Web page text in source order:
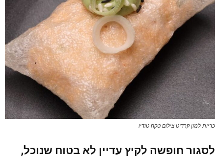
כריות למון קרדיט צילום טקה טודיו
לסגור חופשה לקיץ עדיין לא בטוח שנוכל,